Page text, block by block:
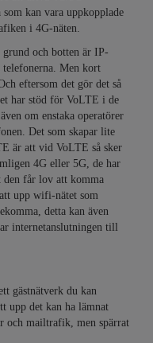
kan vara uppkopplade
i 4G-näten.
och botten är IP-
Men kort
eftersom det gör det så
har stöd för VoLTE i de
om enstaka operatörer
Det som skapar lite
är att vid VoLTE så sker
4G eller 5G, de har
får lov att komma
upp wifi-nätet som
detta kan även
internetanslutningen till
gästnätverk du kan
upp det kan ha lämnat
och mailtrafik, men spärrat